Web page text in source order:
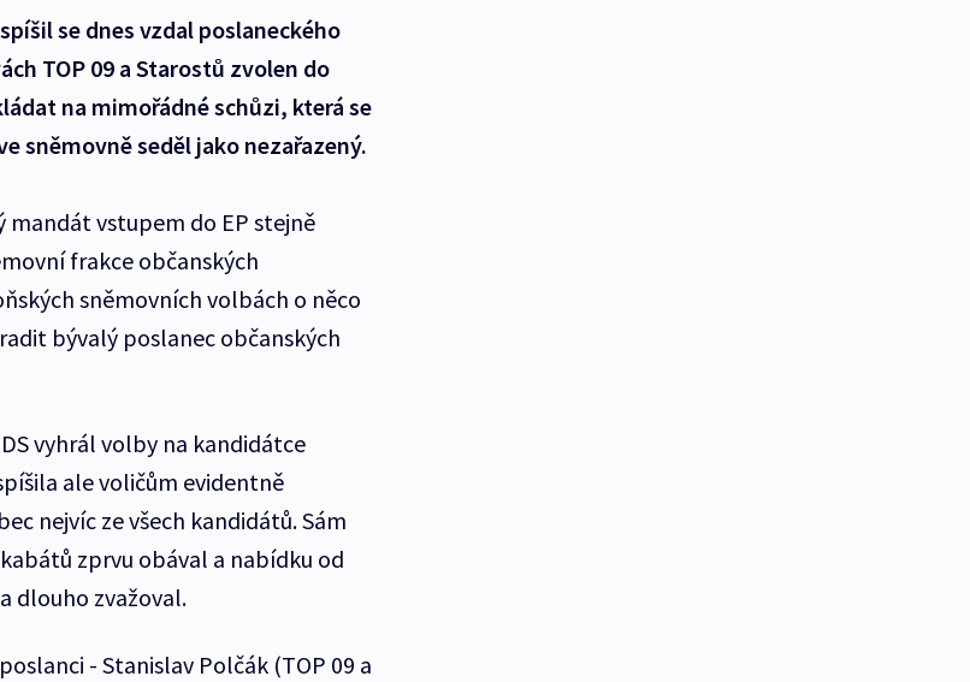
se dnes vzdal poslaneckého
TOP 09 a Starostů zvolen do
na mimořádné schůzi, která se
sněmovně seděl jako nezařazený.
vstupem do EP stejně
frakce občanských
sněmovních volbách o něco
bývalý poslanec občanských
vyhrál volby na kandidátce
ale voličům evidentně
nejvíc ze všech kandidátů. Sám
zprvu obával a nabídku od
dlouho zvažoval.
- Stanislav Polčák (TOP 09 a